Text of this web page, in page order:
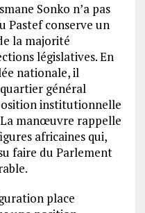
Sonko n’a pas
Pastef conserve un
la majorité
législatives. En
nationale, il
général
institutionnelle
manœuvre rappelle
africaines qui,
faire du Parlement
place